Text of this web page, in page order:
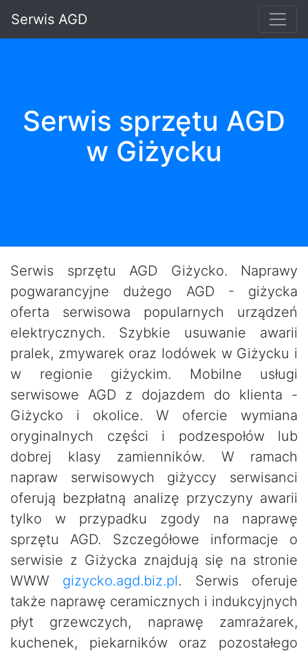
Serwis AGD
Serwis sprzętu AGD
w Giżycku
Serwis sprzętu AGD Giżycko. Naprawy
pogwarancyjne dużego AGD - giżycka
oferta serwisowa popularnych urządzeń
elektrycznych. Szybkie usuwanie awarii
pralek, zmywarek oraz lodówek w Giżycku i
w regionie giżyckim. Mobilne usługi
serwisowe AGD z dojazdem do klienta -
Giżycko i okolice. W ofercie wymiana
oryginalnych części i podzespołów lub
dobrej klasy zamienników. W ramach
napraw serwisowych giżyccy serwisanci
oferują bezpłatną analizę przyczyny awarii
tylko w przypadku zgody na naprawę
sprzętu AGD. Szczegółowe informacje o
serwisie z Giżycka znajdują się na stronie
WWW gizycko.agd.biz.pl. Serwis oferuje
także naprawę ceramicznych i indukcyjnych
płyt grzewczych, naprawę zamrażarek,
kuchenek, piekarników oraz pozostałego